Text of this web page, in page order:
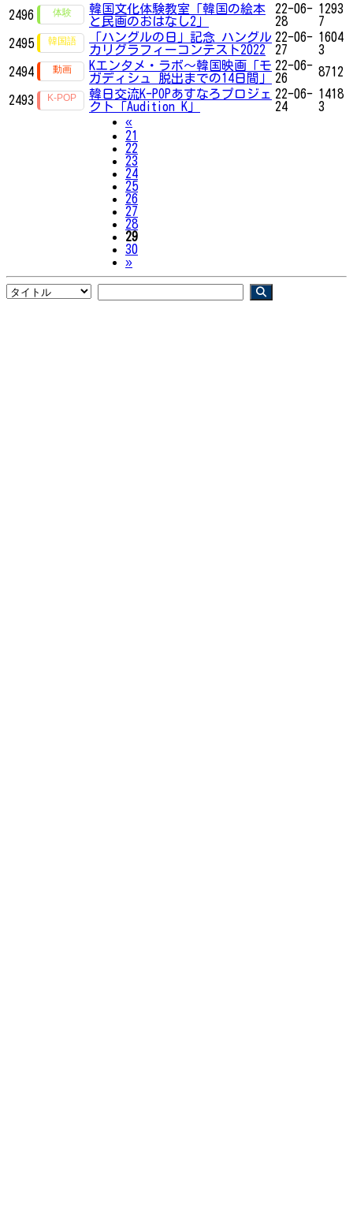
2496
韓国文化体験教室「韓国の絵本
と民画のおはなし2」
22-06-
28
1293
7
2495
「ハングルの日」記念 ハングル
カリグラフィーコンテスト2022
22-06-
27
1604
3
2494
Kエンタメ・ラボ～韓国映画「モ
ガディシュ 脱出までの14日間」
22-06-
26
8712
2493
韓日交流K-POPあすなろプロジェ
クト「Audition K」
22-06-
24
1418
3
«Previous
21
22
23
24
25
26
27
28
29
30
»Next